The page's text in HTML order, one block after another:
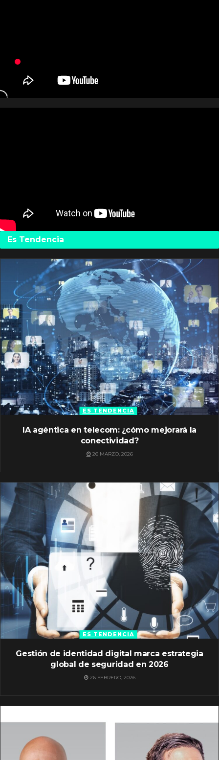
Es Tendencia
ES TENDENCIA
IA agéntica en telecom: ¿cómo mejorará la
conectividad?
26 MARZO, 2026
ES TENDENCIA
Gestión de identidad digital marca estrategia
global de seguridad en 2026
26 FEBRERO, 2026